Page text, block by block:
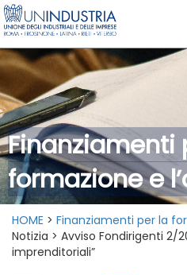
Finanziamenti
formazione e
HOME > Finanziamenti per la
Notizia > Avviso Fondirigenti 2/
imprenditoriali”